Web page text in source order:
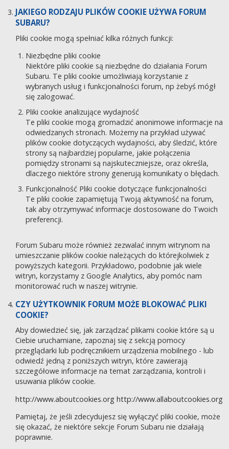
JAKIEGO RODZAJU PLIKÓW COOKIE UŻYWA FORUM
SUBARU?
Pliki cookie mogą spełniać kilka różnych funkcji:
Niezbędne pliki cookie
Niektóre pliki cookie są niezbędne do działania Forum
Subaru. Te pliki cookie umożliwiają korzystanie z
wybranych usług i funkcjonalności forum, np żebyś mógł
się zalogować.
Pliki cookie analizujące wydajność
Te pliki cookie mogą gromadzić anonimowe informacje na
odwiedzanych stronach. Możemy na przykład używać
plików cookie dotyczących wydajności, aby śledzić, które
strony są najbardziej popularne, jakie połączenia
pomiędzy stronami są najskuteczniejsze, oraz określa,
dlaczego niektóre strony generują komunikaty o błędach.
Funkcjonalność Pliki cookie dotyczące funkcjonalności
Te pliki cookie zapamiętują Twoją aktywność na forum,
tak aby otrzymywać informacje dostosowane do Twoich
preferencji.
Forum Subaru może również zezwalać innym witrynom na
umieszczanie plików cookie należących do którejkolwiek z
powyższych kategorii. Przykładowo, podobnie jak wiele
witryn, korzystamy z Google Analytics, aby pomóc nam
monitorować ruch w naszej witrynie.
CZY UŻYTKOWNIK FORUM MOŻE BLOKOWAĆ PLIKI
COOKIE?
Aby dowiedzieć się, jak zarządzać plikami cookie które są u
Ciebie uruchamiane, zapoznaj się z sekcją pomocy
przeglądarki lub podręcznikiem urządzenia mobilnego - lub
odwiedź jedną z poniższych witryn, które zawierają
szczegółowe informacje na temat zarządzania, kontroli i
usuwania plików cookie.
http://www.aboutcookies.org http://www.allaboutcookies.org
Pamiętaj, że jeśli zdecydujesz się wyłączyć pliki cookie, może
się okazać, że niektóre sekcje Forum Subaru nie działają
poprawnie.